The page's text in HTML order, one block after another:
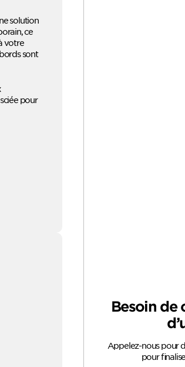
solution
ce
votre
sont
pour
Besoin de
Appelez-nous pour
pour